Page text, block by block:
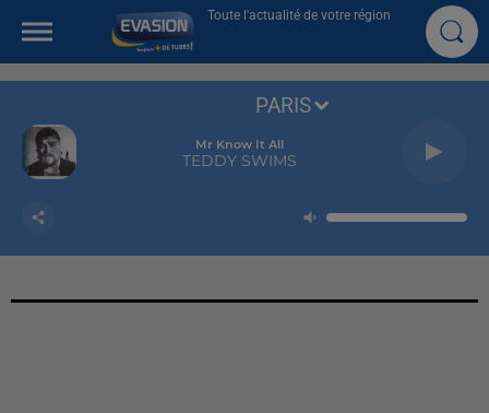
Toute l'actualité de votre région
Mr Know It All
TEDDY SWIMS
PARIS